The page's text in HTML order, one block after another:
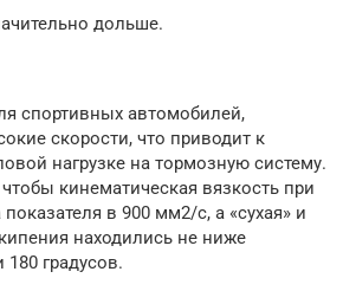
дольше.
спортивных автомобилей,
скорости, что приводит к
нагрузке на тормозную систему.
чтобы кинематическая вязкость при
в 900 мм2/с, а «сухая» и
находились не ниже
180 градусов.